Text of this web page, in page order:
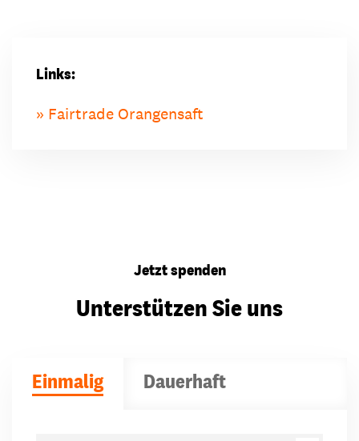
Links:
Fairtrade Orangensaft
Jetzt spenden
Unterstützen Sie uns
Einmalig Dauerhaft